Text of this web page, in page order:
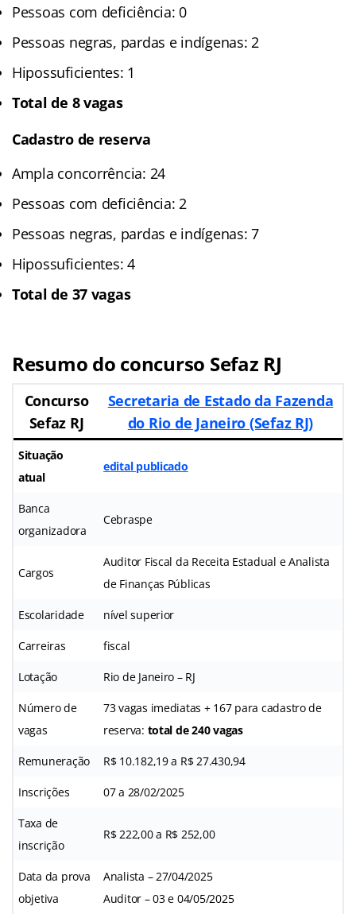
Pessoas com deficiência: 0
Pessoas negras, pardas e indígenas: 2
Hipossuficientes: 1
Total de 8 vagas
Cadastro de reserva
Ampla concorrência: 24
Pessoas com deficiência: 2
Pessoas negras, pardas e indígenas: 7
Hipossuficientes: 4
Total de 37 vagas
Resumo do concurso Sefaz RJ
Concurso
Sefaz RJ
Secretaria de Estado da Fazenda
do Rio de Janeiro (Sefaz RJ)
Situação
atual
edital publicado
Banca
organizadora
Cebraspe
Cargos
Auditor Fiscal da Receita Estadual e Analista
de Finanças Públicas
Escolaridade nível superior
Carreiras fiscal
Lotação Rio de Janeiro – RJ
Número de
vagas
73 vagas imediatas + 167 para cadastro de
reserva: total de 240 vagas
Remuneração R$ 10.182,19 a R$ 27.430,94
Inscrições 07 a 28/02/2025
Taxa de
inscrição
R$ 222,00 a R$ 252,00
Data da prova
objetiva
Analista – 27/04/2025
Auditor – 03 e 04/05/2025